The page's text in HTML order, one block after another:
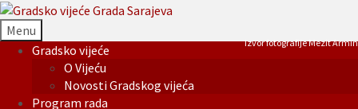
Menu
Gradsko vijeće
O Vijeću
Novosti Gradskog vijeća
Program rada
Izvor fotografije Mezit Armin